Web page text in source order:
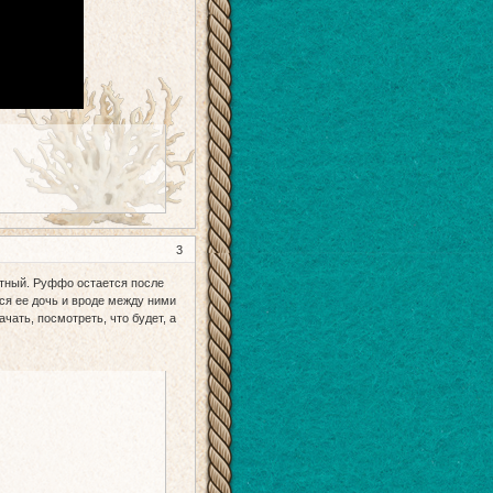
3
Руффо остается после
ее дочь и вроде между ними
посмотреть, что будет, а